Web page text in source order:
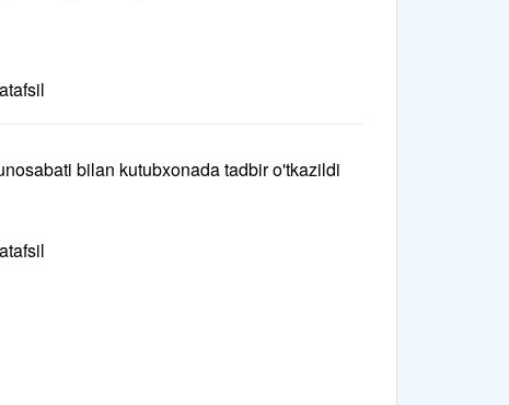
bilan kutubxonada tadbir o'tkazildi